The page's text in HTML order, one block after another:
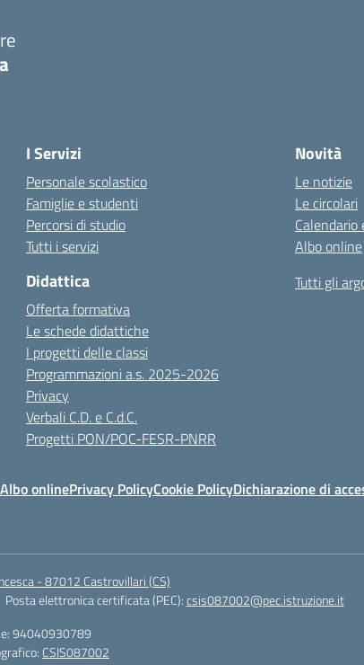
I Servizi
Personale scolastico
Famiglie e studenti
Percorsi di studio
Tutti i servizi
Didattica
Offerta formativa
Le schede didattiche
I progetti delle classi
Programmazioni a.s. 2025-2026
Privacy
Verbali C.D. e C.d.C.
Progetti PON/POC-FESR-PNRR
Novità
Le notizie
Le circolari
Calendario
Albo online
Tutti gli
Albo onlinePrivacy PolicyCookie PolicyDichiarazione di
- 87012 Castrovillari (CS)
Posta elettronica certificata (PEC):csis087002@pec.istruzione.it
94040930789
CSIS087002